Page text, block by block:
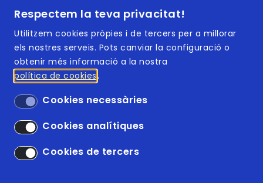
Respectem la teva privacitat!
Utilitzem cookies pròpies i de tercers per a millorar
els nostres serveis. Pots canviar la configuració o
obtenir més informació a la nostra
política de cookies
Cookies necessàries
Cookies analítiques
Cookies de tercers
Documents accessibles
Footer | Menú ISO 9001:2015
ISO 14001:2015
Accessibilitat